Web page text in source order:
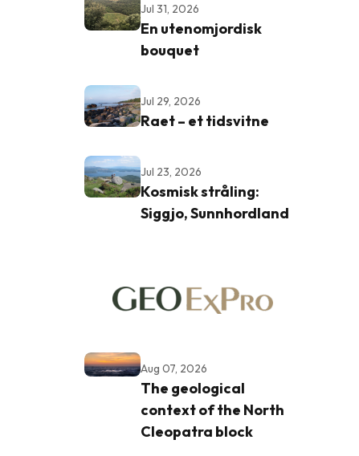
Jul 31, 2026
En utenomjordisk
bouquet
Jul 29, 2026
Raet – et tidsvitne
Jul 23, 2026
Kosmisk stråling:
Siggjo, Sunnhordland
Aug 07, 2026
The geological
context of the North
Cleopatra block